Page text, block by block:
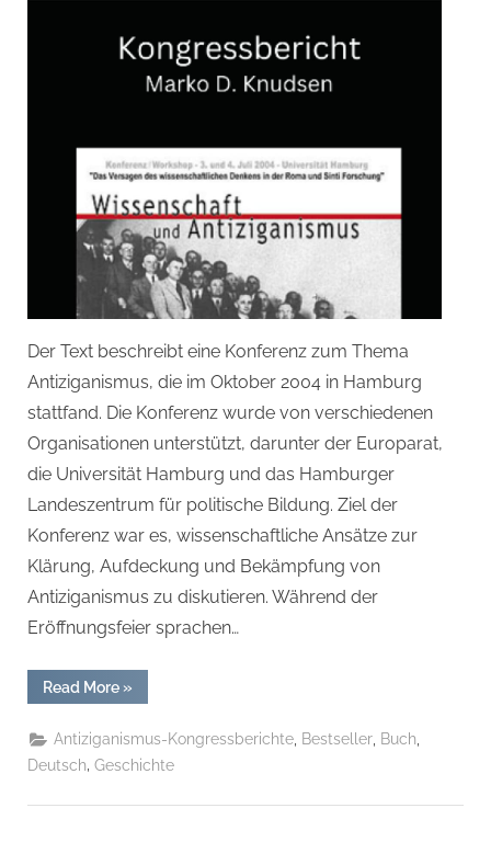
Der Text beschreibt eine Konferenz zum Thema
Antiziganismus, die im Oktober 2004 in Hamburg
stattfand. Die Konferenz wurde von verschiedenen
Organisationen unterstützt, darunter der Europarat,
die Universität Hamburg und das Hamburger
Landeszentrum für politische Bildung. Ziel der
Konferenz war es, wissenschaftliche Ansätze zur
Klärung, Aufdeckung und Bekämpfung von
Antiziganismus zu diskutieren. Während der
Eröffnungsfeier sprachen…
Read More“I.
Internationaler
„Das
versagen
des
in
»
Antiziganismus-Kongressberichte Bestseller Buch
Deutsch, Geschichte